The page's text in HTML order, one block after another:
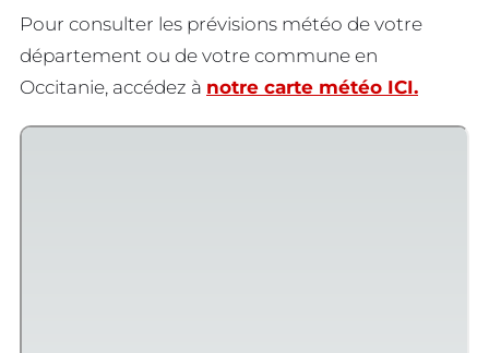
Pour consulter les prévisions météo de votre
département ou de votre commune en
Occitanie, accédez à notre carte météo ICI.